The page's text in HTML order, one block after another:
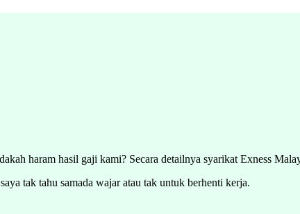
haram hasil gaji kami? Secara detailnya syarikat Exness
tak tahu samada wajar atau tak untuk berhenti kerja.